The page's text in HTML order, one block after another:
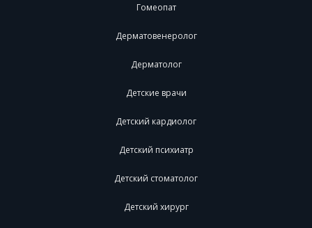
Гомеопат
Дерматовенеролог
Дерматолог
Детские врачи
Детский кардиолог
Детский психиатр
Детский стоматолог
Детский хирург